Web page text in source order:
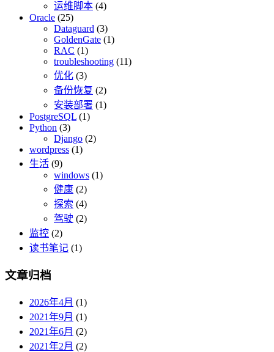
运维脚本 (4)
Oracle (25)
Dataguard (3)
GoldenGate (1)
RAC (1)
troubleshooting (11)
优化 (3)
备份恢复 (2)
安装部署 (1)
PostgreSQL (1)
Python (3)
Django (2)
wordpress (1)
生活 (9)
windows (1)
健康 (2)
探索 (4)
驾驶 (2)
监控 (2)
读书笔记 (1)
文章归档
2026年4月 (1)
2021年9月 (1)
2021年6月 (2)
2021年2月 (2)